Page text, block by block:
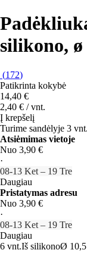
silikono, ø
(172)
Patikrinta kokybė
14,40 €
2,40 € / vnt.
Į krepšelį
Turime sandėlyje 3
Atsiėmimas vietoje
Nuo 3,90 €
·
08‑13 Ket – 19 Tre
Daugiau
Pristatymas adresu
Nuo 3,90 €
·
08‑13 Ket – 19 Tre
Daugiau
6 vnt.Iš silikonoØ